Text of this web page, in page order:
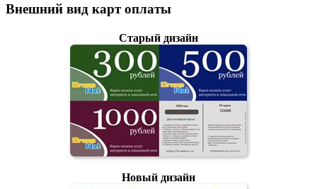
Внешний вид карт оплаты
Старый дизайн
Новый дизайн